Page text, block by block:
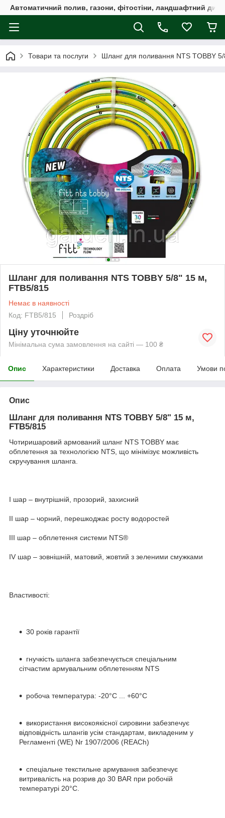
Автоматичний полив, газони, фітостіни, ландшафтний
Товари та послуги Шланг для поливання NTS TOBBY
Шланг для поливання NTS TOBBY 5/8" 15 м,
FTB5/815
Немає в наявності
Код: FTB5/815
Роздріб
Ціну уточнюйте
Мінімальна сума замовлення на сайті — 100 ₴
Опис Характеристики Доставка Оплата Умови
Опис
Шланг для поливання NTS TOBBY 5/8" 15 м,
FTB5/815
Чотиришаровий армований шланг NTS TOBBY має
обплетення за технологією NTS, що мінімізує можливість
скручування шланга.
I шар – внутрішній, прозорий, захисний
II шар – чорний, перешкоджає росту водоростей
III шар – обплетення системи NTS®
IV шар – зовнішній, матовий, жовтий з зеленими смужками
Властивості:
30 років гарантії
гнучкість шланга забезпечується спеціальним
сітчастим армувальним обплетенням NTS
робоча температура: -20°C ... +60°C
використання високоякісної сировини забезпечує
відповідність шлангів усім стандартам, викладеним у
Регламенті (WE) Nr 1907/2006 (REACh)
спеціальне текстильне армування забезпечує
витривалість на розрив до 30 BAR при робочій
температурі 20°C.